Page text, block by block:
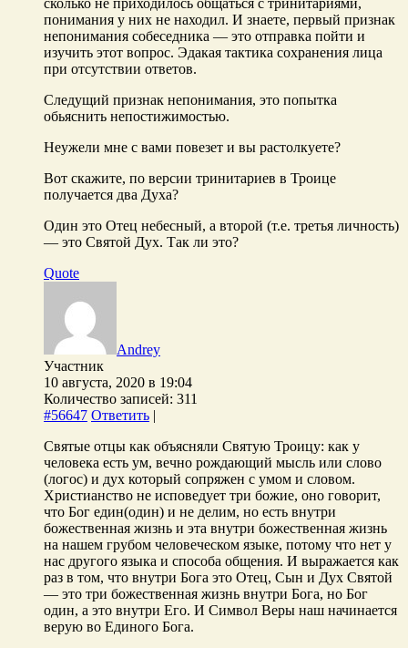
понимания у них не находил. И знаете, первый признак
непонимания собеседника — это отправка пойти и
изучить этот вопрос. Эдакая тактика сохранения лица
при отсутствии ответов.
Следущий признак непонимания, это попытка
обьяснить непостижимостью.
Неужели мне с вами повезет и вы растолкуете?
Вот скажите, по версии тринитариев в Троице
получается два Духа?
Один это Отец небесный, а второй (т.е. третья личность)
— это Святой Дух. Так ли это?
Quote
Andrey
Участник
10 августа, 2020 в 19:04
Количество записей: 311
#56647 Ответить |
Святые отцы как объясняли Святую Троицу: как у
человека есть ум, вечно рождающий мысль или слово
(логос) и дух который сопряжен с умом и словом.
Христианство не исповедует три божие, оно говорит,
что Бог един(один) и не делим, но есть внутри
божественная жизнь и эта внутри божественная жизнь
на нашем грубом человеческом языке, потому что нет у
нас другого языка и способа общения. И выражается как
раз в том, что внутри Бога это Отец, Сын и Дух Святой
— это три божественная жизнь внутри Бога, но Бог
один, а это внутри Его. И Символ Веры наш начинается
верую во Единого Бога.